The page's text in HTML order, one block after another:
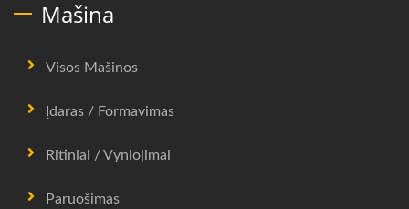
Mašina
Visos Mašinos
Įdaras / Formavimas
Ritiniai / Vyniojimai
Paruošimas